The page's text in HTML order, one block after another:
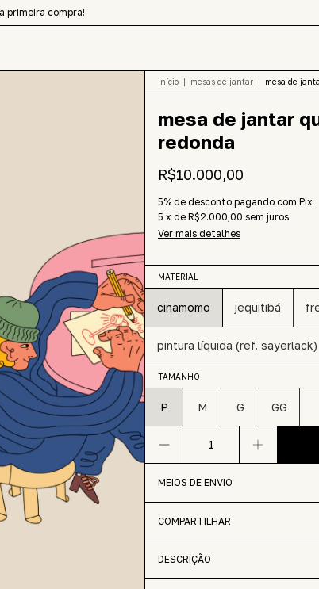
primeira compra!
início | mesas de jantar | mesa de
mesa de jantar
redonda
R$10.000,00
5% de desconto pagando com Pix
5 x de R$2.000,00 sem juros
Ver mais detalhes
MATERIAL
cinamomo jequitibá
pintura líquida (ref. sayerlack)
TAMANHO
P M G GG
MEIOS DE ENVIO
COMPARTILHAR
DESCRIÇÃO